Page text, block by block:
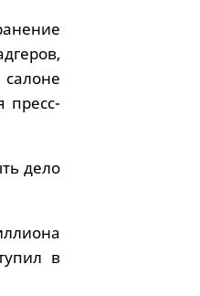
пресс-
дело
в